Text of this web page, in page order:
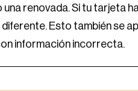
una renovada. Si tu tarjeta
Esto también se
información incorrecta.